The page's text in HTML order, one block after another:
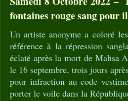
fontaines rouge sang pour
Un artiste anonyme a coloré
référence à la répression
éclaté après la mort de Mahsa
le 16 septembre, trois jours
pour infraction au code
porter le voile dans la